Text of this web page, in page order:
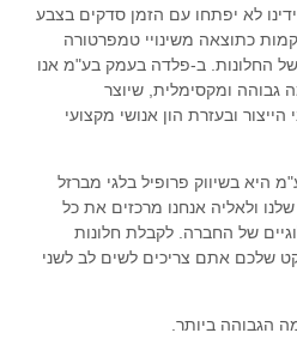
לא יפתחו עם הזמן סדקים בצבע
כתוצאה משינויי טמפרטורה
החלונות. ב-פלדה בעמק בע"מ אנו
גבוהה ומקסימלית, שיוצר
הייצור ובעזרת הון אנושי מקצועי
היא בשיווק פרופיל בלגי מברזל
ולאליה אנחנו מרכזים את כל
של החברה. לקבלת חלונות
שלכם אתם צריכים לשים לב לשני
הגבוהה ביותר.